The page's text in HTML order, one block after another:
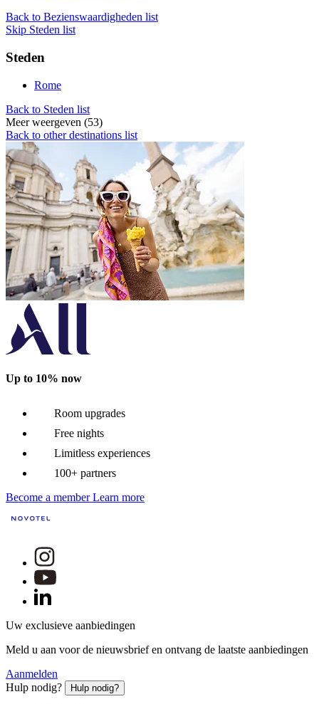
Back to Bezienswaardigheden list
Skip Steden list
Steden
Rome
Back to Steden list
Meer weergeven (53)
Back to other destinations list
Up to 10% now
Room upgrades
Free nights
Limitless experiences
100+ partners
Become a member Learn more
Uw exclusieve aanbiedingen
Meld u aan voor de nieuwsbrief en ontvang de laatste aanbiedingen
Aanmelden
Hulp nodig?
Hulp nodig?